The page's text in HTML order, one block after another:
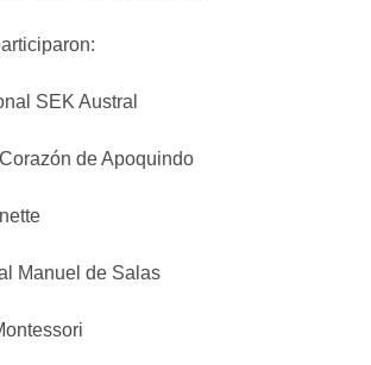
SEK Austral
de Apoquindo
Manuel de Salas